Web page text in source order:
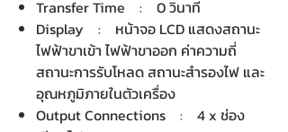
Transfer Time : 0 วินาที
Display : หน้าจอ LCD แสดงสถานะ
ไฟฟ้าขาเข้า ไฟฟ้าขาออก ค่าความถี่
สถานะการรับโหลด สถานะสำรองไฟ และ
อุณหภูมิภายในตัวเครื่อง
Output Connections : 4 x ช่อง